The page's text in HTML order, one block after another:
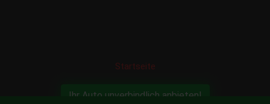
Startseite
Ihr Auto unverbindlich anbieten!